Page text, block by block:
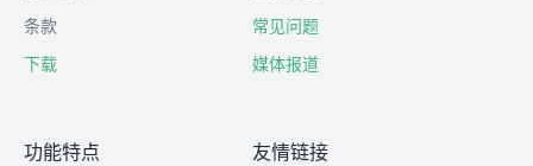
条款
下载
常见问题
媒体报道
功能特点 友情链接